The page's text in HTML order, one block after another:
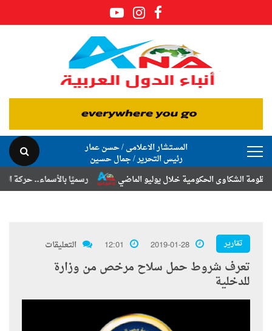
المستشار الاعلامى / حسن عمار
رئيس التحرير / جمال حسين
رسميًا بالأسماء.. حركة الترقيات
الحكومية خلال يوليو الماضي
تقارير 2019-01-28
12:01 التعليقات
تعرف شروط حمل سلاح مرخص من وزارة
للدخلية